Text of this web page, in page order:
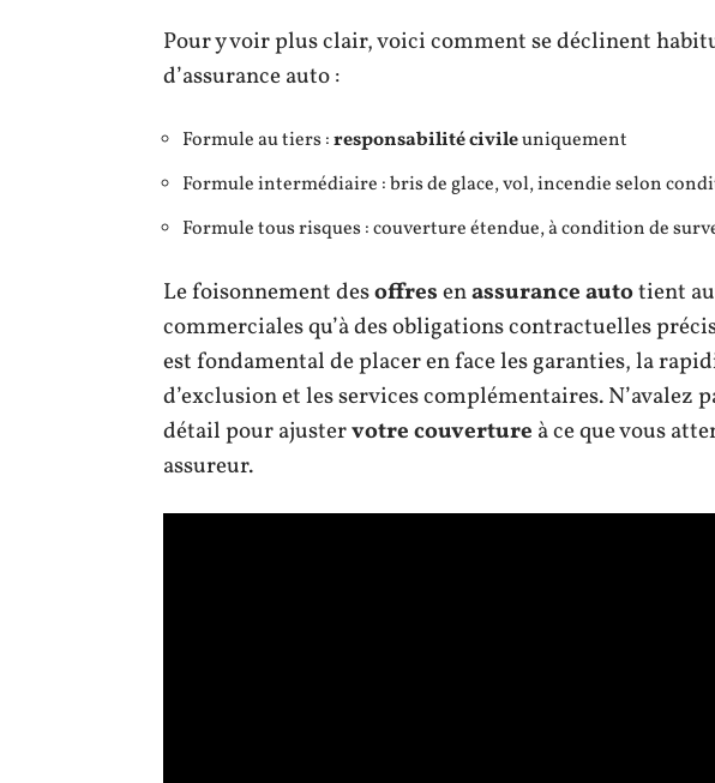
Pour y voir plus clair, voici comment se déclinent
d’assurance auto :
Formule au tiers :responsabilité civileuniquement
Formule intermédiaire : bris de glace, vol, incendie selon
Formule tous risques : couverture étendue, à condition de
Le foisonnement desoffresenassurance autotient
commerciales qu’à des obligations contractuelles
est fondamental de placer en face les garanties, la
d’exclusion et les services complémentaires. N’avalez
détail pour ajustervotre couverture à ce que vous
assureur.